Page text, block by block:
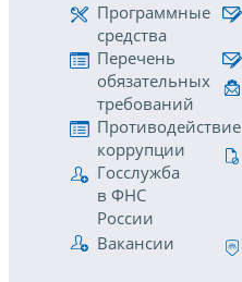
Программные
средства
Перечень
обязательных
требований
Противодействие
коррупции
Госслужба
в ФНС
России
Вакансии